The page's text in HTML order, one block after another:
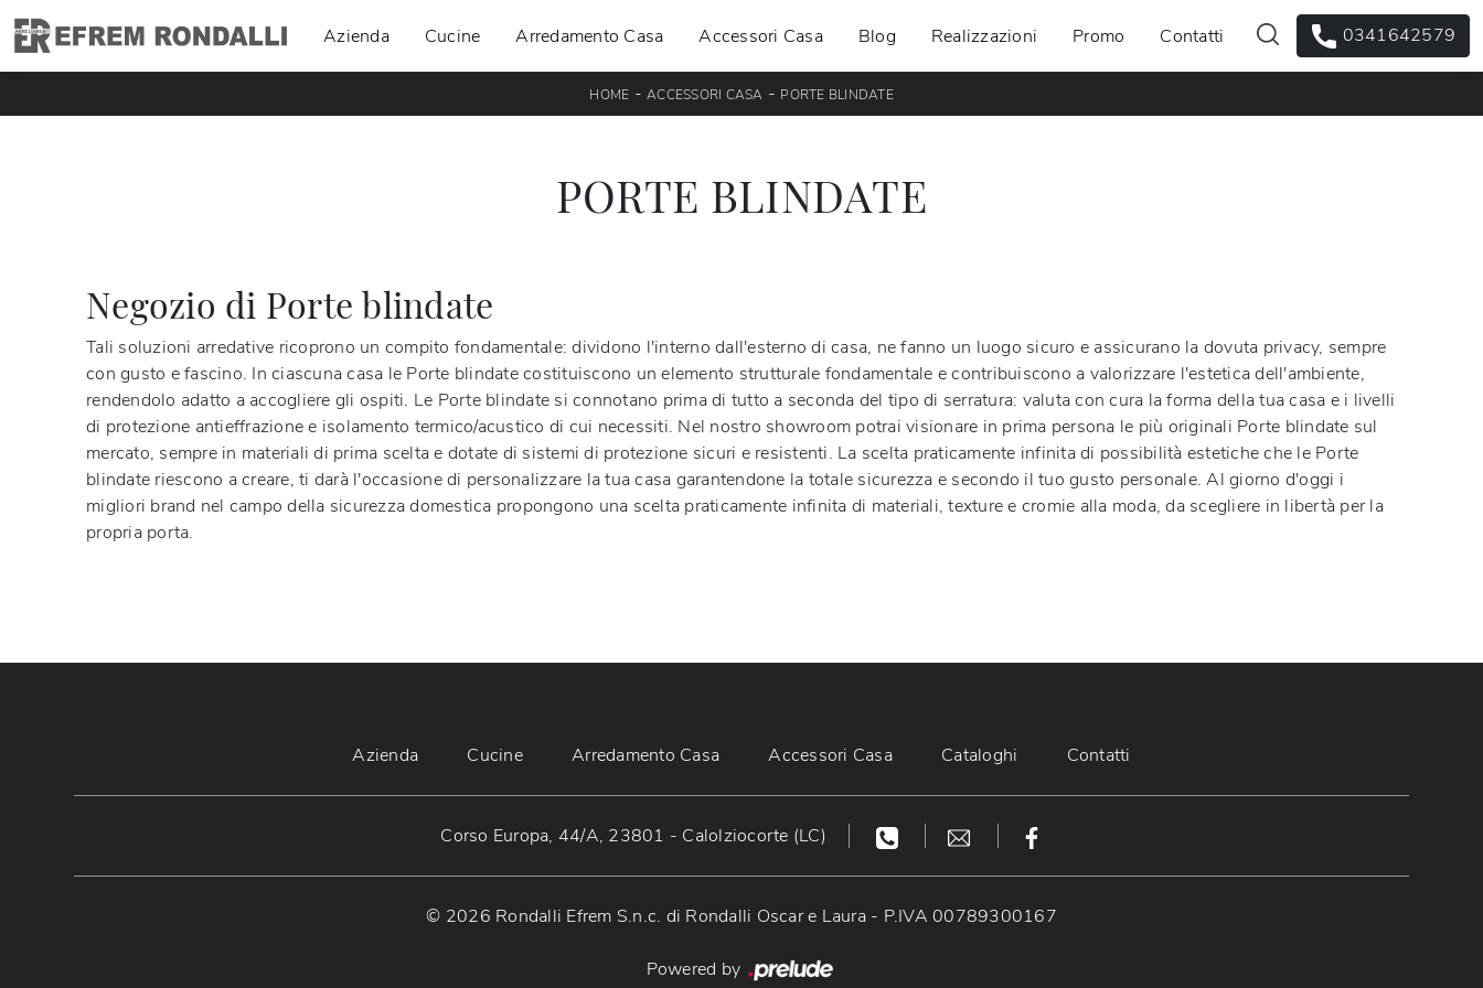
Azienda Cucine Arredamento Casa Accessori Casa Blog Realizzazioni Promo Contatti 0341642579
HOME - ACCESSORI CASA - PORTE BLINDATE
PORTE BLINDATE
Negozio di Porte blindate
Tali soluzioni arredative ricoprono un compito fondamentale: dividono l'interno dall'esterno di casa, ne fanno un luogo sicuro e assicurano la dovuta privacy, sempre
con gusto e fascino. In ciascuna casa le Porte blindate costituiscono un elemento strutturale fondamentale e contribuiscono a valorizzare l'estetica dell'ambiente,
rendendolo adatto a accogliere gli ospiti. Le Porte blindate si connotano prima di tutto a seconda del tipo di serratura: valuta con cura la forma della tua casa e i livelli
di protezione antieffrazione e isolamento termico/acustico di cui necessiti. Nel nostro showroom potrai visionare in prima persona le più originali Porte blindate sul
mercato, sempre in materiali di prima scelta e dotate di sistemi di protezione sicuri e resistenti. La scelta praticamente infinita di possibilità estetiche che le Porte
blindate riescono a creare, ti darà l'occasione di personalizzare la tua casa garantendone la totale sicurezza e secondo il tuo gusto personale. Al giorno d'oggi i
migliori brand nel campo della sicurezza domestica propongono una scelta praticamente infinita di materiali, texture e cromie alla moda, da scegliere in libertà per la
propria porta.
Azienda Cucine Arredamento Casa Accessori Casa Cataloghi Contatti
Corso Europa, 44/A, 23801 - Calolziocorte (LC)
© 2026 Rondalli Efrem S.n.c. di Rondalli Oscar e Laura - P.IVA 00789300167
Powered by